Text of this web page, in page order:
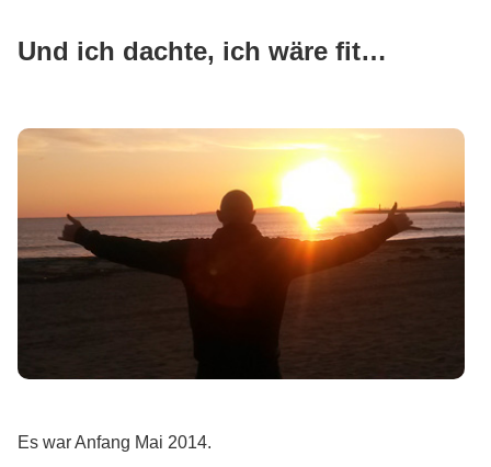
Und ich dachte, ich wäre fit…
Es war Anfang Mai 2014.